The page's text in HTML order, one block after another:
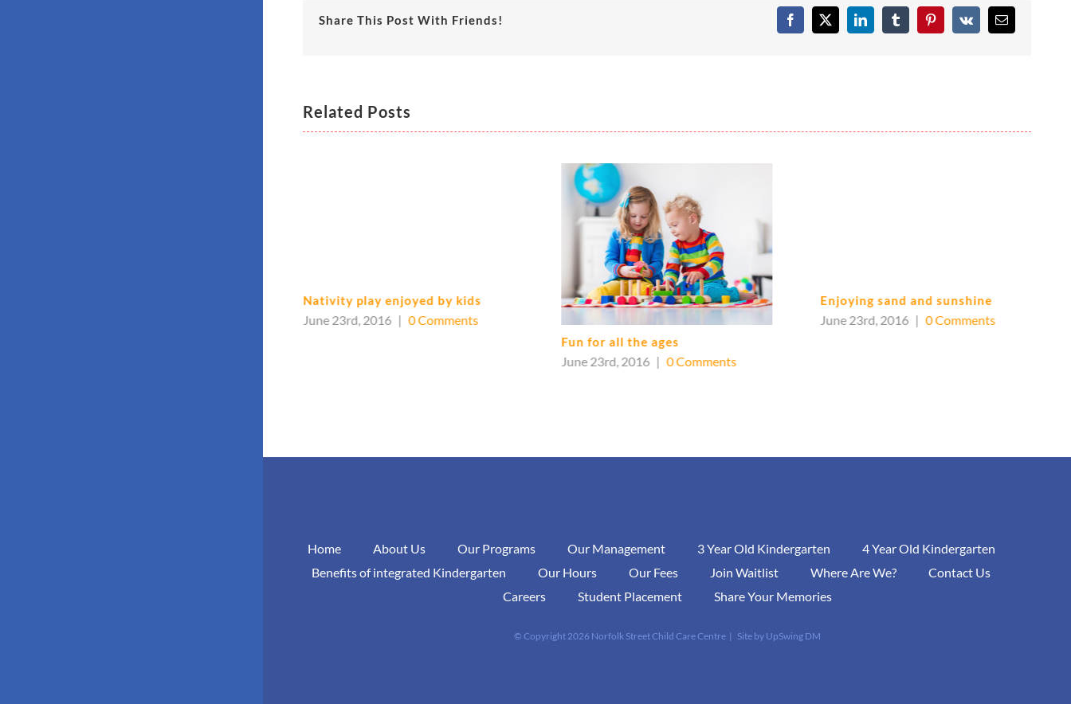
Share This Post With Friends! Facebook
X LinkedInTumblrPinterest
Vk Email
Related Posts
Nativity play enjoyed by kids
June 23rd, 2016 | 0 Comments
Fun for all the ages
June 23rd, 2016 | 0 Comments
Enjoying sand and sunshine
June 23rd, 2016 | 0 Comments
Home About Us Our Programs Our Management 3 Year Old Kindergarten
4 Year Old Kindergarten
Benefits of integrated Kindergarten
Our Hours Our Fees Join Waitlist Where Are We?
Contact Us
Careers
Student Placement Share Your Memories
© Copyright 2026 Norfolk Street Child Care Centre | Site by UpSwing DM